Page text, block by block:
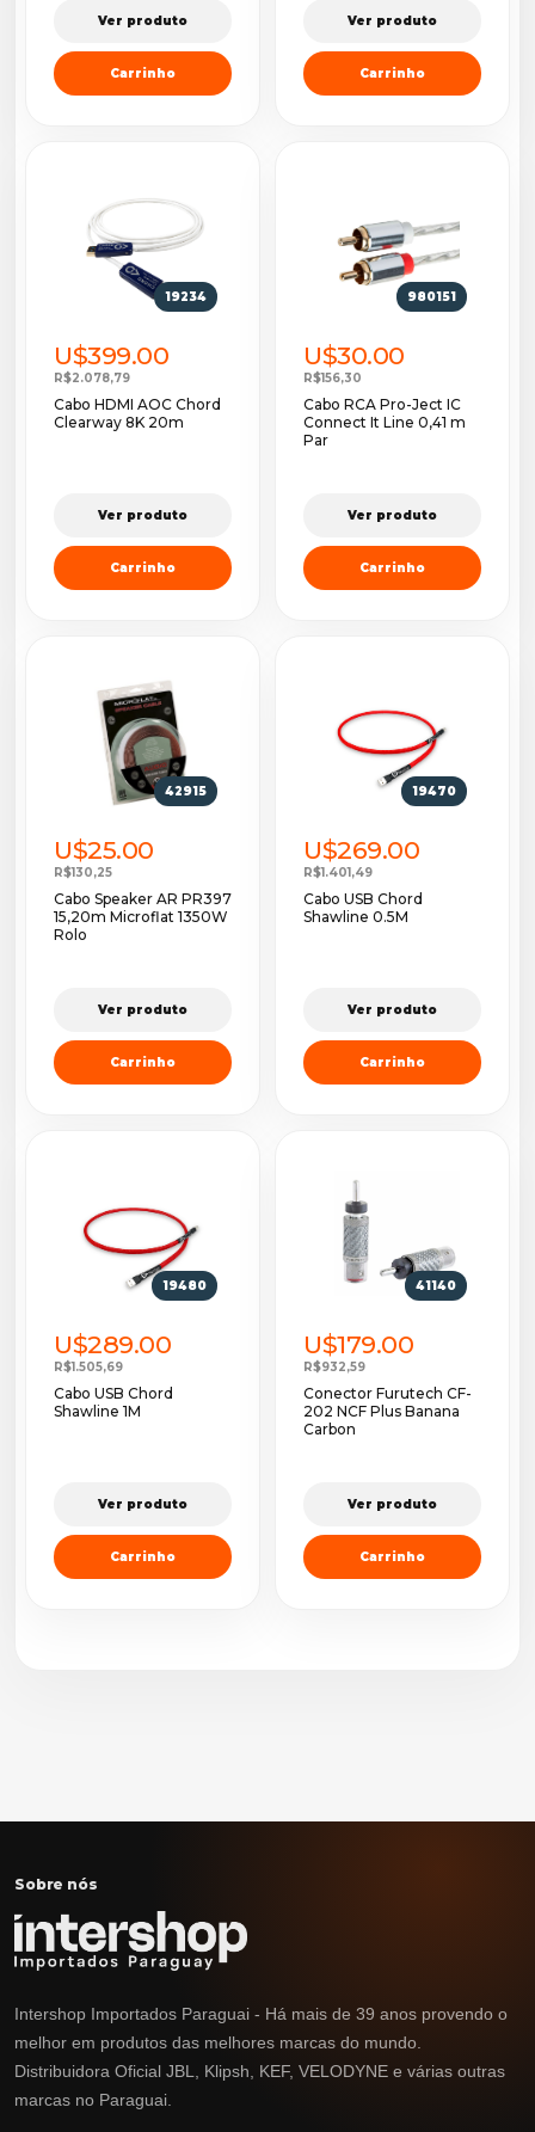
Ver produto
Carrinho
Ver produto
Carrinho
19234
U$399.00
R$2.078,79
Cabo HDMI AOC Chord
Clearway 8K 20m
Ver produto
Carrinho
980151
U$30.00
R$156,30
Cabo RCA Pro-Ject IC
Connect It Line 0,41 m
Par
Ver produto
Carrinho
42915
U$25.00
R$130,25
Cabo Speaker AR PR397
15,20m Microflat 1350W
Rolo
Ver produto
Carrinho
19470
U$269.00
R$1.401,49
Cabo USB Chord
Shawline 0.5M
Ver produto
Carrinho
19480
U$289.00
R$1.505,69
Cabo USB Chord
Shawline 1M
Ver produto
Carrinho
41140
U$179.00
R$932,59
Conector Furutech CF-
202 NCF Plus Banana
Carbon
Ver produto
Carrinho
Sobre nós
Intershop Importados Paraguai - Há mais de 39 anos provendo o
melhor em produtos das melhores marcas do mundo.
Distribuidora Oficial JBL, Klipsh, KEF, VELODYNE e várias outras
marcas no Paraguai.